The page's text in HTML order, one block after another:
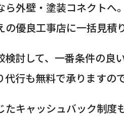
外壁・塗装コネクトへ。
優良工事店に一括見積
討して、一番条件の良
行も無料で承りますの
キャッシュバック制度